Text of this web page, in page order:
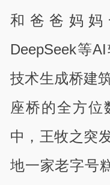
和爸爸妈妈
DeepSeek等
技术生成桥建
座桥的全方位
中，王牧之突
地一家老字号